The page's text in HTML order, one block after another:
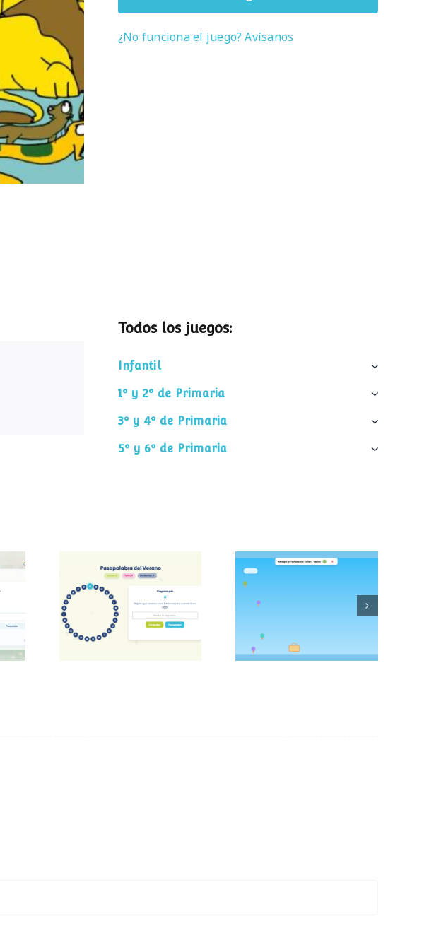
¿No funciona el juego? Avísanos
Todos los juegos:
Infantil
1º y 2º de Primaria
3º y 4º de Primaria
5º y 6º de Primaria
Pasapalabra del
verano
Atrapa el helado